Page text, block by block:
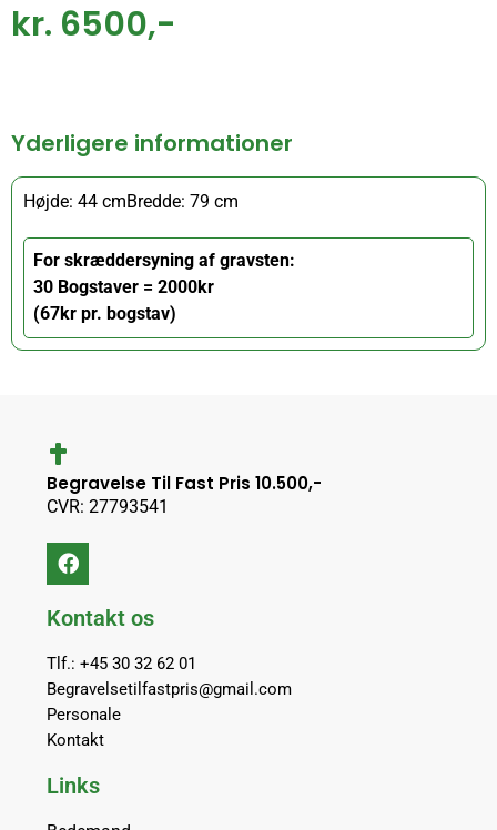
kr. 6500,-
Yderligere informationer
Højde: 44 cmBredde: 79 cm
For skræddersyning af gravsten:
30 Bogstaver = 2000kr
(67kr pr. bogstav)
Begravelse Til Fast Pris 10.500,-
CVR: 27793541
Kontakt os
Tlf.: +45 30 32 62 01
Begravelsetilfastpris@gmail.com
Personale
Kontakt
Links